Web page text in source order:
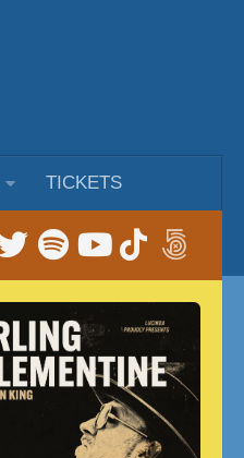
TICKETS